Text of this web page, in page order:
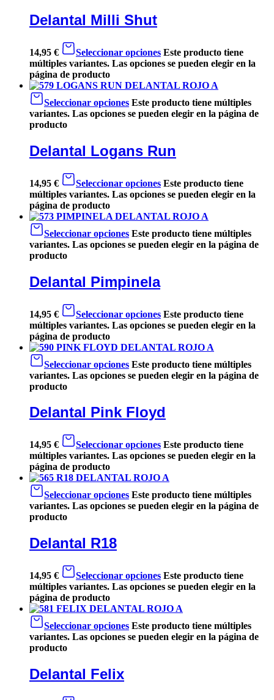
Delantal Milli Shut
14,95 € Seleccionar opciones Este producto tiene
múltiples variantes. Las opciones se pueden elegir en la
página de producto
Seleccionar opciones Este producto tiene múltiples
variantes. Las opciones se pueden elegir en la página de
producto
Delantal Logans Run
14,95 € Seleccionar opciones Este producto tiene
múltiples variantes. Las opciones se pueden elegir en la
página de producto
Seleccionar opciones Este producto tiene múltiples
variantes. Las opciones se pueden elegir en la página de
producto
Delantal Pimpinela
14,95 € Seleccionar opciones Este producto tiene
múltiples variantes. Las opciones se pueden elegir en la
página de producto
Seleccionar opciones Este producto tiene múltiples
variantes. Las opciones se pueden elegir en la página de
producto
Delantal Pink Floyd
14,95 € Seleccionar opciones Este producto tiene
múltiples variantes. Las opciones se pueden elegir en la
página de producto
Seleccionar opciones Este producto tiene múltiples
variantes. Las opciones se pueden elegir en la página de
producto
Delantal R18
14,95 € Seleccionar opciones Este producto tiene
múltiples variantes. Las opciones se pueden elegir en la
página de producto
Seleccionar opciones Este producto tiene múltiples
variantes. Las opciones se pueden elegir en la página de
producto
Delantal Felix